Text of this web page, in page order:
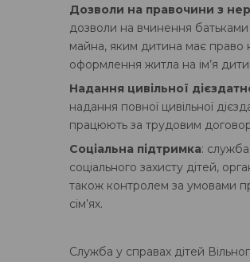
Дозволи на правочини з
дозволи на вчинення
майна, яким дитина має право
оформлення житла на ім’я
Надання цивільної
надання повної цивільної
працюють за трудовим
Соціальна підтримка:
соціального захисту дітей,
також контролем за умовами
сім’ях.
Служба у справах дітей